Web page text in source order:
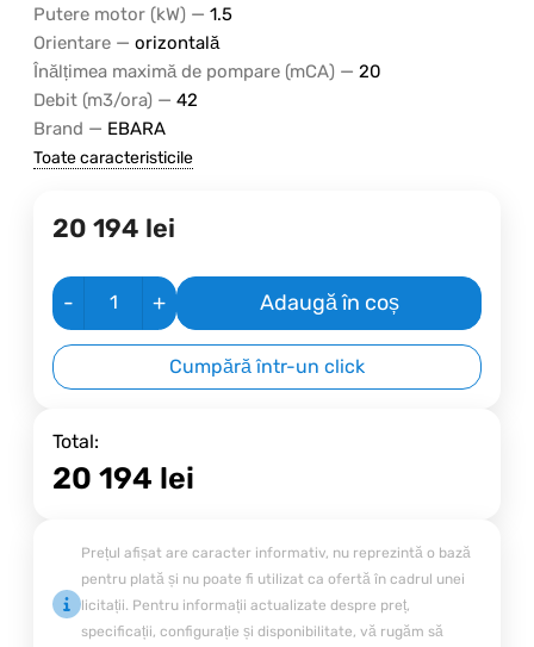
Putere motor (kW) — 1.5
Orientare — orizontală
Înălțimea maximă de pompare (mCA) — 20
Debit (m3/ora) — 42
Brand — EBARA
Toate caracteristicile
20 194 lei
- + Adaugă în coș
Cumpără într-un click
Total:
20 194 lei
Prețul afișat are caracter informativ, nu reprezintă o bază
pentru plată și nu poate fi utilizat ca ofertă în cadrul unei
licitații. Pentru informații actualizate despre preț,
specificații, configurație și disponibilitate, vă rugăm să